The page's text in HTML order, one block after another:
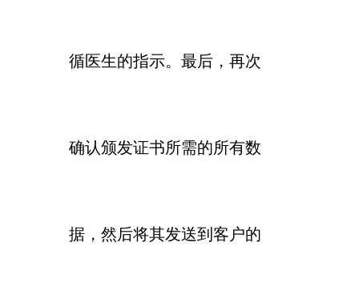
循医生的指示。最后，再次
确认颁发证书所需的所有数
据，然后将其发送到客户的